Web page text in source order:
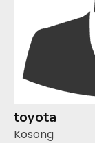
toyota
Kosong